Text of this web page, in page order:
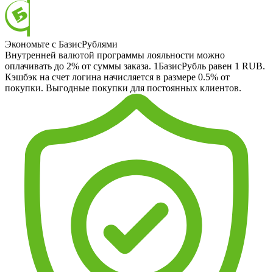
Экономьте с БазисРублями
Внутренней валютой программы лояльности можно
оплачивать до 2% от суммы заказа. 1БазисРубль равен 1 RUB.
Кэшбэк на счет логина начисляется в размере 0.5% от
покупки. Выгодные покупки для постоянных клиентов.